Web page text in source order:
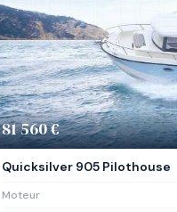
81 560 €
Quicksilver 905 Pilothouse
Moteur